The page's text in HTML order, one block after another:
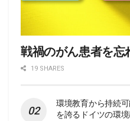
戦禍のがん患者を忘
19 SHARES
環境教育から持続
を誇るドイツの環